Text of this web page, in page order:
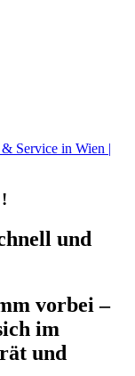
und
vorbei –
im
und